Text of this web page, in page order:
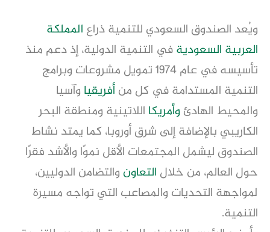
ويُعد الصندوق السعودي للتنمية ذراع المملكة
العربية السعوديةفي التنمية الدولية، إذ دعم منذ
تأسيسه في عام 1974 تمويل مشروعات وبرامج
التنمية المستدامة في كل منأفريقيا وآسيا
والمحيط الهادئوأمريكا اللاتينية ومنطقة البحر
الكاريبي بالإضافة إلى شرق أوروبا، كما يمتد نشاط
الصندوق ليشمل المجتمعات الأقل نموًا والأشد فقرًا
حول العالم، من خلال التعاون والتضامن الدوليين،
لمواجهة التحديات والمصاعب التي تواجه مسيرة
التنمية.